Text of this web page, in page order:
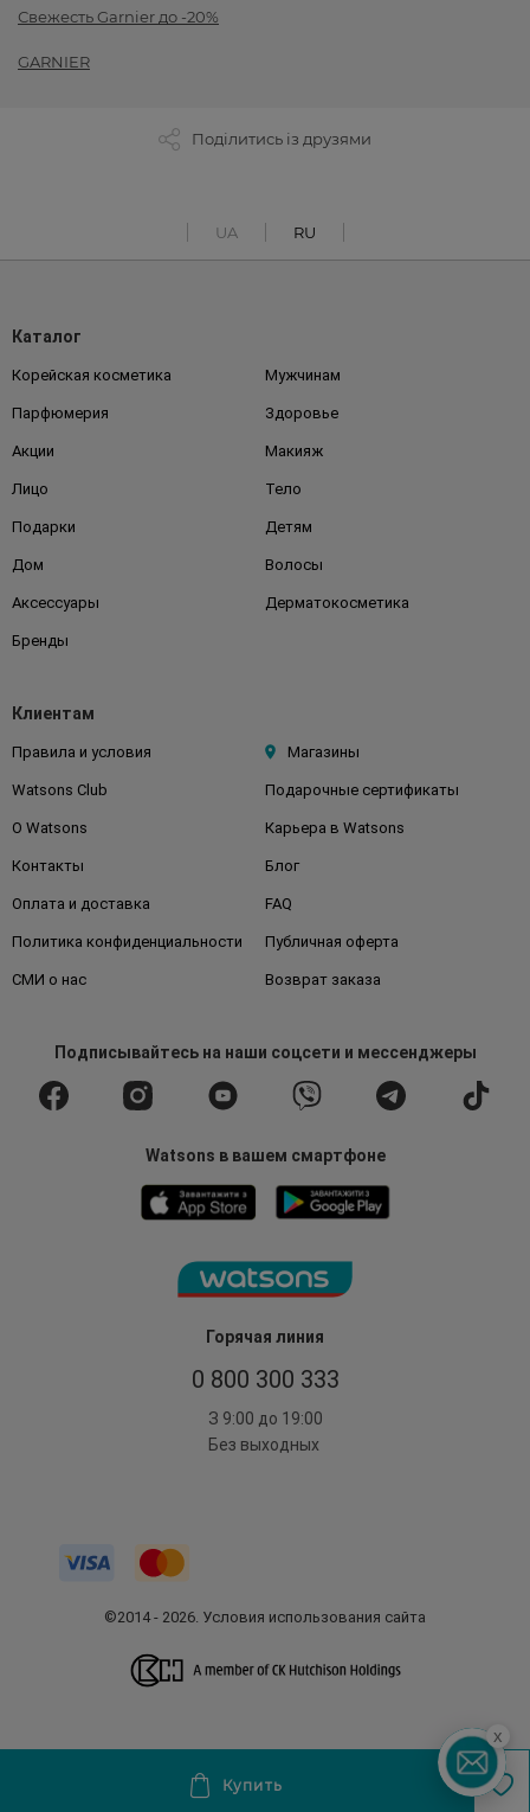
Свежесть Garnier до -20%
GARNIER
Поділитись із друзями
UA RU
Горячая линия
0 800 300 333
З 9:00 до 19:00
Без выходных
Каталог
Корейская косметика Мужчинам
Парфюмерия Здоровье
Акции Макияж
Лицо Тело
Подарки Детям
Дом Волосы
Аксессуары Дерматокосметика
Бренды
Клиентам
Правила и условия Магазины
Watsons Club Подарочные сертификаты
О Watsons Карьера в Watsons
Контакты Блог
Оплата и доставка FAQ
Политика конфиденциальности Публичная оферта
СМИ о нас Возврат заказа
Подписывайтесьна наши соцсети и мессенджеры
Watsons в вашем смартфоне
©2014 - 2026. Условия использования сайта
x